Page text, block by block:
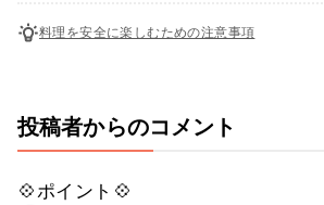
料理を安全に楽しむための注意事項
投稿者からのコメント
💠ポイント💠